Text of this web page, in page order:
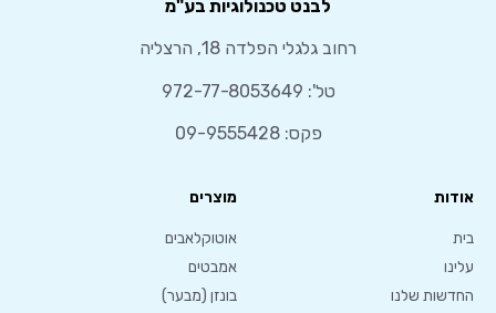
מוצרים
אוטוקלאבים
אמבטים
בונזן (מבער)
אודות
בית
עלינו
החדשות שלנו
לבנט טכנולוגיות בע"מ
רחוב גלגלי הפלדה 18, הרצליה
טל': 972-77-8053649
פקס: 09-9555428